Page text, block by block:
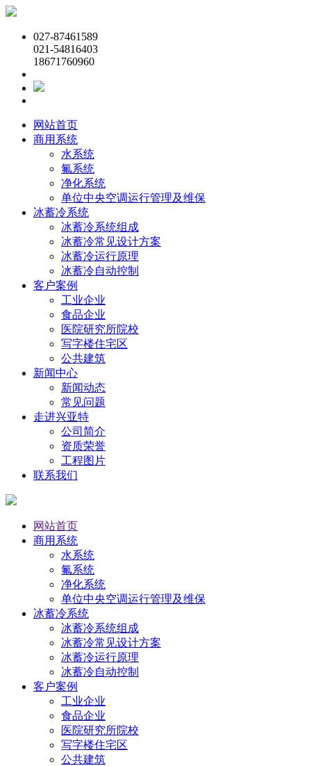
027-87461589
021-54816403
18671760960
网站首页
商用系统
水系统
氟系统
净化系统
单位中央空调运行管理及维保
冰蓄冷系统
冰蓄冷系统组成
冰蓄冷常见设计方案
冰蓄冷运行原理
冰蓄冷自动控制
客户案例
工业企业
食品企业
医院研究所院校
写字楼住宅区
公共建筑
新闻中心
新闻动态
常见问题
走进兴亚特
公司简介
资质荣誉
工程图片
联系我们
网站首页
商用系统
水系统
氟系统
净化系统
单位中央空调运行管理及维保
冰蓄冷系统
冰蓄冷系统组成
冰蓄冷常见设计方案
冰蓄冷运行原理
冰蓄冷自动控制
客户案例
工业企业
食品企业
医院研究所院校
写字楼住宅区
公共建筑